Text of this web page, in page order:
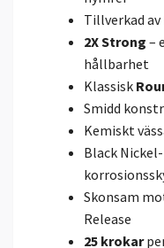
Tillverkad av
2X Strong –
hållbarhet
Klassisk
Smidd
Kemiskt
Black
Skonsam
Release
25 krokar